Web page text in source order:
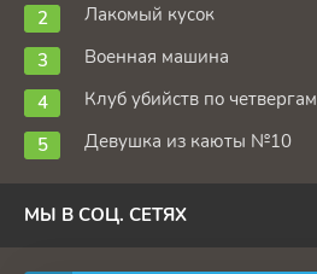
Лакомый кусок
Военная машина
Клуб убийств по четвергам
Девушка из каюты №10
МЫ В СОЦ. СЕТЯХ